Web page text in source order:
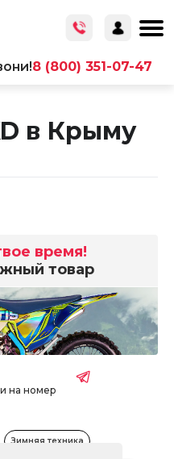
8 (800) 351-07-47
в Крыму
время!
товар
на номер
Зимняя техника